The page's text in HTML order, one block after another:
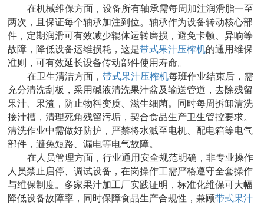
在机械维保方面，设备所有轴承需每周加注润滑脂一至
两次，且保证每个轴承加注到位。轴承作为设备转动核心部
件，定期润滑可有效减少辊体运转磨损，避免卡顿、异响等
故障，降低设备运维损耗，这是带式果汁压榨机的通用维保
准则，可有效延长设备传动部件使用寿命。
在卫生清洁方面，带式果汁压榨机每班作业结束后，需
充分清洗刮板，采用碱液清洗果汁盆及输送管道，去除残留
果汁、果渣，防止物料变质、滋生细菌。同时每周拆卸清洗
接汁槽，清理死角残留污垢，契合食品生产卫生管控要求。
清洗作业中需做好防护，严禁将水溅至电机、配电箱等电气
部件，避免短路、漏电等电气故障。
在人员管理方面，行业通用安全规范明确，非专业操作
人员禁止启停、调试设备，在岗操作工需严格遵守全套操作
与维保制度。多家果汁加工厂实践证明，标准化维保可大幅
降低设备故障率，同时保障食品生产合规性，兼顾带式果汁